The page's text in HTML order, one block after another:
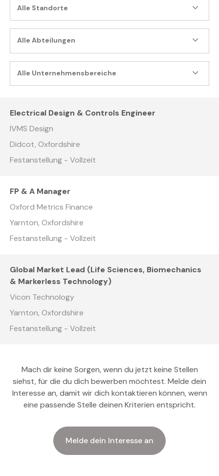
Alle Standorte
Alle Abteilungen
Alle Unternehmensbereiche
Electrical Design & Controls Engineer
IVMS Design
Didcot, Oxfordshire
Festanstellung - Vollzeit
FP & A Manager
Oxford Metrics Finance
Yarnton, Oxfordshire
Festanstellung - Vollzeit
Global Market Lead (Life Sciences, Biomechanics
& Markerless Technology)
Vicon Technology
Yarnton, Oxfordshire
Festanstellung - Vollzeit
Mach dir keine Sorgen, wenn du jetzt keine Stellen
siehst, für die du dich bewerben möchtest. Melde dein
Interesse an, damit wir dich kontaktieren können, wenn
eine passende Stelle deinen Kriterien entspricht.
Melde dein Interesse an